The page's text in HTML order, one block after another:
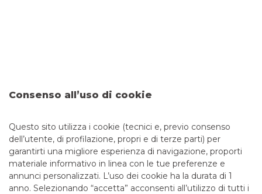
Email: corporate.04171@bancobpm.it
International Business and Trade Finance
Structured Finance
Consulenza per Industry
Entra nel Centro Corporate
Consenso all’uso di cookie
Questo sito utilizza i cookie (tecnici e, previo consenso
dell’utente, di profilazione, propri e di terze parti) per
garantirti una migliore esperienza di navigazione, proporti
materiale informativo in linea con le tue preferenze e
annunci personalizzati. L’uso dei cookie ha la durata di 1
anno. Selezionando “accetta” acconsenti all’utilizzo di tutti i